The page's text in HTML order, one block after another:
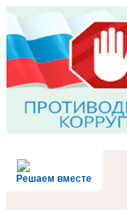
Решаем вместе